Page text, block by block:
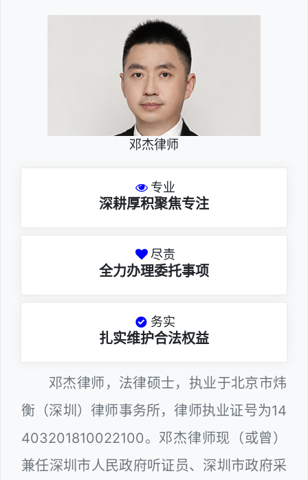
邓杰律师
专业
深耕厚积聚焦专注
尽责
全力办理委托事项
务实
扎实维护合法权益
邓杰律师，法律硕士，执业于北京市炜
衡（深圳）律师事务所，律师执业证号为14
403201810022100。邓杰律师现（或曾）
兼任深圳市人民政府听证员、深圳市政府采